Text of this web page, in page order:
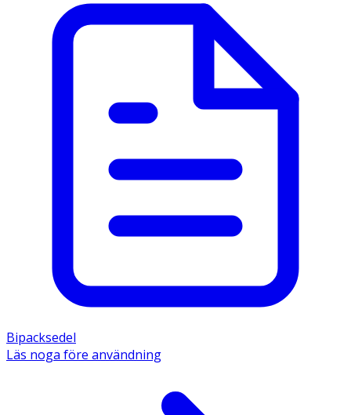
Bipacksedel
Läs noga före användning